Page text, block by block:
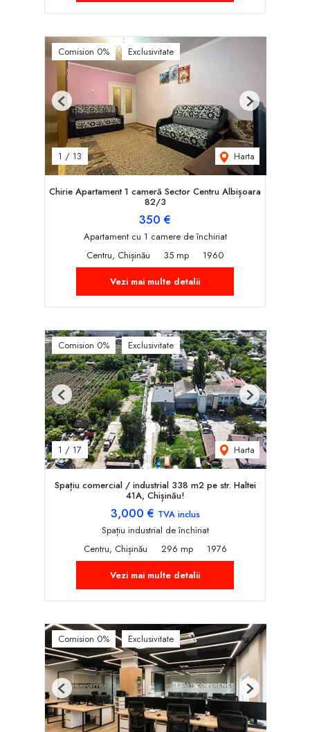
Comision 0% Exclusivitate
1 / 13 Harta
Previous Next
Chirie Apartament 1 cameră Sector Centru Albișoara
82/3
350 €
Apartament cu 1 camere de închiriat
Centru, Chișinău
35 mp
1960
Vezi mai multe detalii
Comision 0% Exclusivitate
1 / 17 Harta
Previous Next
Spațiu comercial / industrial 338 m2 pe str. Haltei
41A, Chișinău!
3,000 € TVA inclus
Spațiu industrial de închiriat
Centru, Chișinău
296 mp
1976
Vezi mai multe detalii
Comision 0% Exclusivitate
Previous Next